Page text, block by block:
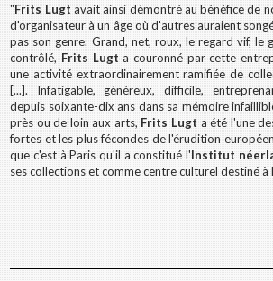
"Frits Lugt avait ainsi démontré au bénéfice de
d'organisateur à un âge où d'autres auraient
pas son genre. Grand, net, roux, le regard vif, le
contrôlé, Frits Lugt a couronné par cette
une activité extraordinairement ramifiée de
[...]. Infatigable, généreux, difficile,
depuis soixante-dix ans dans sa mémoire
près ou de loin aux arts, Frits Lugt a été l'une
fortes et les plus fécondes de l'érudition
que c'est à Paris qu'il a constitué l'Institut
ses collections et comme centre culturel destiné à